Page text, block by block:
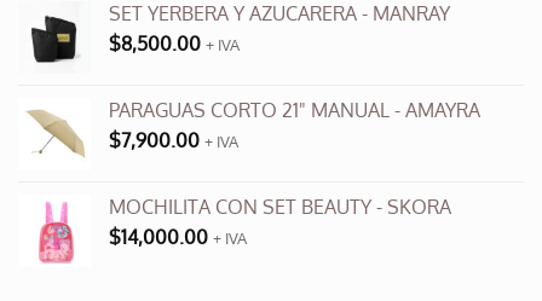
SET YERBERA Y AZUCARERA - MANRAY
$8,500.00 + IVA
PARAGUAS CORTO 21" MANUAL - AMAYRA
$7,900.00 + IVA
MOCHILITA CON SET BEAUTY - SKORA
$14,000.00 + IVA